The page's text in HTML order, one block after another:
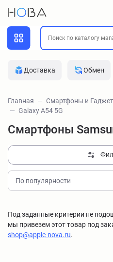
Доставка Обмен
Главная Смартфоны и
Galaxy A54 5G
Смартфоны
По популярности
Под заданные критерии не
мы привезем этот товар под
shop@apple-nova.ru.